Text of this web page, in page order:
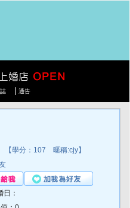
通告
【學分：107 暱稱:cjy】
：